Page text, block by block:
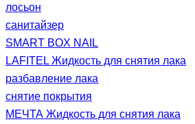
лосьон
санитайзер
SMART BOX NAIL
LAFITEL Жидкость для снятия лака
разбавление лака
снятие покрытия
МЕЧТА Жидкость для снятия лака